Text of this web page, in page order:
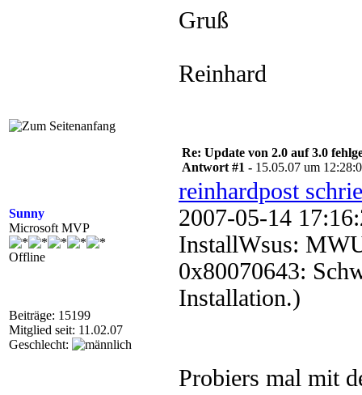
Gruß
Reinhard
Sunny
Microsoft MVP
Offline
Beiträge: 15199
Mitglied seit: 11.02.07
Geschlecht:
Re: Update von 2.0 auf 3.0
Antwort #1 - 15.05.07 um
reinhardpost
2007-05-14
InstallWsus:
0x80070643:
Installation.)
Probiers mal mit